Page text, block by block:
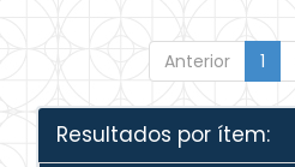
Anterior 1
Resultados por ítem: